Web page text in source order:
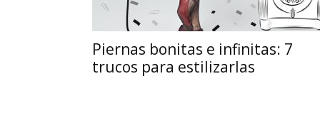
Piernas bonitas e infinitas: 7
trucos para estilizarlas